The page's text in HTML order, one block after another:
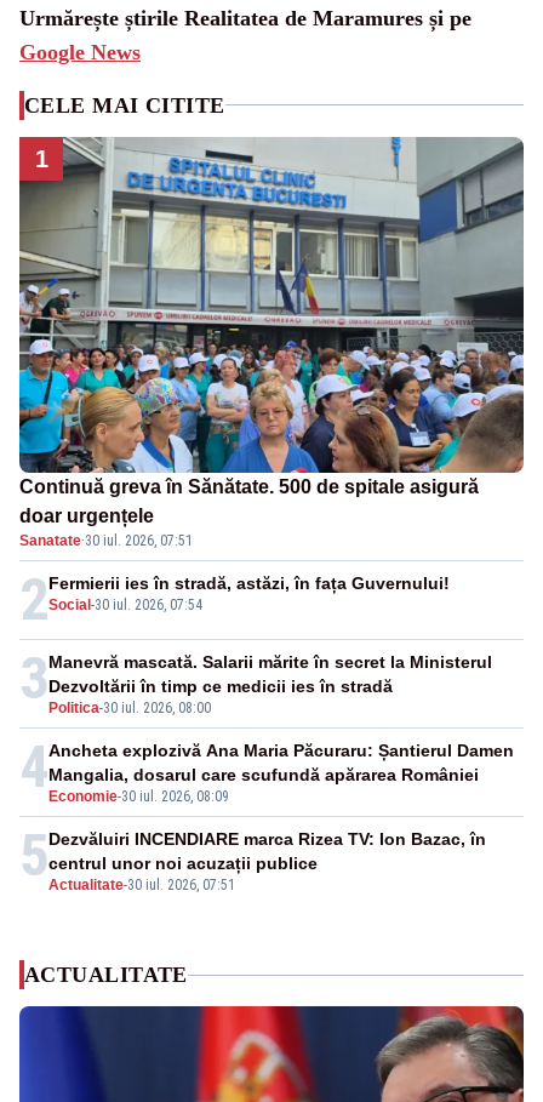
Urmărește știrile Realitatea de Maramures și pe
Google News
CELE MAI CITITE
1
Continuă greva în Sănătate. 500 de spitale asigură
doar urgențele
Sanatate·30 iul. 2026, 07:51
2Social -30 iul. 2026, 07:54
Fermierii ies în stradă, astăzi, în fața Guvernului!
3 Politica-30 iul. 2026, 08:00
Manevră mascată. Salarii mărite în secret la Ministerul
Dezvoltării în timp ce medicii ies în stradă
4 Economie-30 iul. 2026, 08:09
Ancheta explozivă Ana Maria Păcuraru: Șantierul Damen
Mangalia, dosarul care scufundă apărarea României
5Actualitate-30 iul. 2026, 07:51
Dezvăluiri INCENDIARE marca Rizea TV: Ion Bazac, în
centrul unor noi acuzații publice
ACTUALITATE